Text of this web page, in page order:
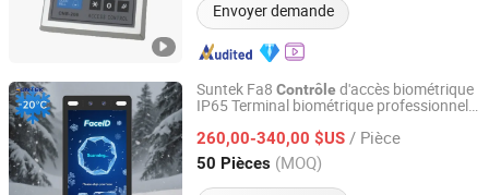
Envoyer demande
Suntek Fa8 Contrôle d'accès biométrique
IP65 Terminal biométrique professionnel
de métro
260,00-340,00 $US / Pièce
50 Pièces (MOQ)
Foshan Suntek Technology Co., Ltd.
Guangdong, China Depuis 2026